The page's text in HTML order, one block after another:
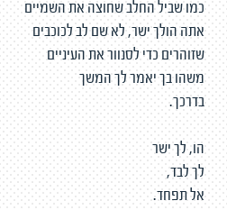
כמו שביל החלב שחוצה את השמיים
אתה הולך ישר, לא שם לב לכוכבים
שזוהרים כדי לסנוור את העיניים
משהו בך יאמר לך המשך
בדרכך.
הו, לך ישר
לך לבד,
אל תפחד.